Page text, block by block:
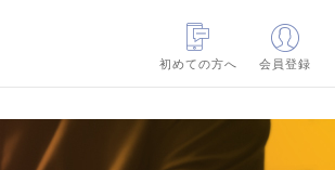
初めての方へ
会員登録